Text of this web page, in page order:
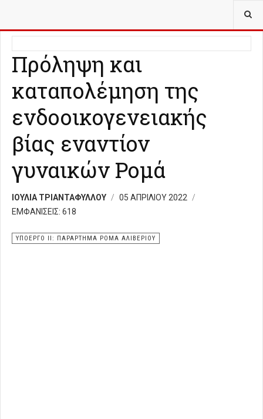
Πρόληψη και
καταπολέμηση της
ενδοοικογενειακής
βίας εναντίον
γυναικών Ρομά
ΙΟΥΛΙΑ ΤΡΙΑΝΤΑΦΥΛΛΟΥ
05 ΑΠΡΙΛΊΟΥ 2022
ΕΜΦΑΝΊΣΕΙΣ: 618
ΥΠΟΕΡΓΟ ΙΙ: ΠΑΡΑΡΤΗΜΑ ΡΟΜΑ ΑΛΙΒΕΡΙΟΥ